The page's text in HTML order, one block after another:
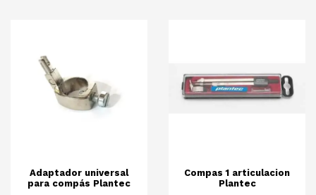
Adaptador universal
para compás Plantec
Compas 1 articulacion
Plantec